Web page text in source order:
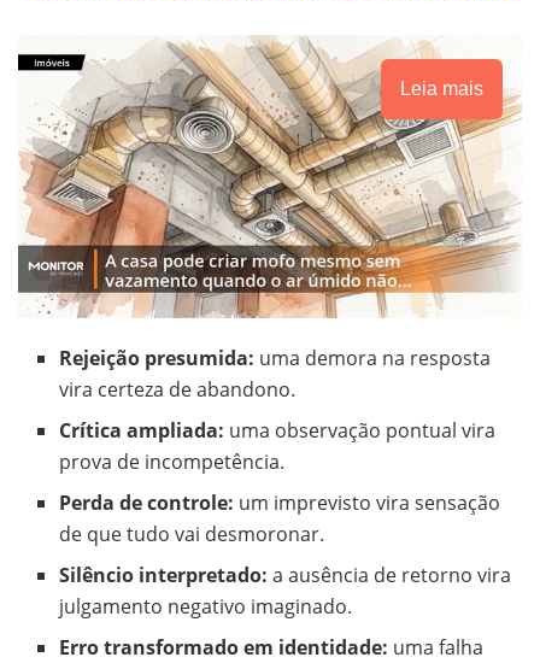
Leia mais
Rejeição presumida: uma demora na resposta
vira certeza de abandono.
Crítica ampliada: uma observação pontual vira
prova de incompetência.
Perda de controle: um imprevisto vira sensação
de que tudo vai desmoronar.
Silêncio interpretado: a ausência de retorno vira
julgamento negativo imaginado.
Erro transformado em identidade: uma falha